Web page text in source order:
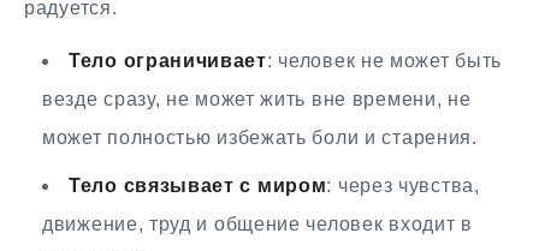
радуется.
Тело ограничивает: человек не может быть
везде сразу, не может жить вне времени, не
может полностью избежать боли и старения.
Тело связывает с миром: через чувства,
движение, труд и общение человек входит в